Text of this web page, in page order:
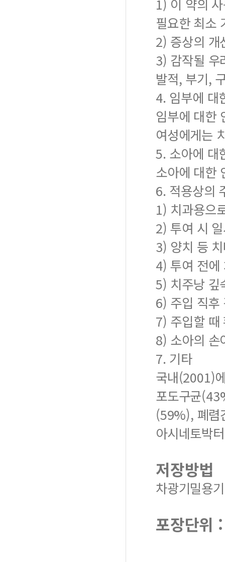
1) 이 약의
필요한 최소
2) 증상의 개
3) 감작될 우
발적, 부기,
4. 임부에 대
임부에 대한
여성에게는
5. 소아에 대
소아에 대한
6. 적용상의
1) 치과용으
2) 투여 시
3) 양치 등
4) 투여 전에
5) 치주낭 깊
6) 주입 직후
7) 주입할 때
8) 소아의 손
7. 기타
국내(2001)
포도구균
(59%), 폐렴
아시네토박
저장방법
차광기밀용
포장단위